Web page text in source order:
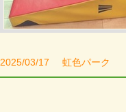
2025/03/17 虹色パーク